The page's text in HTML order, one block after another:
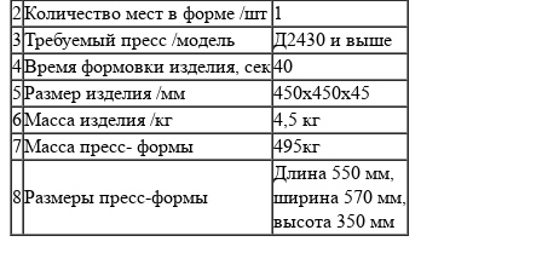
2Количество мест в форме /шт 1
3Требуемый пресс /модель
Д2430 и выше
4Время формовки изделия, сек40
5Размер изделия /мм
450х450х45
6Масса изделия /кг
4,5 кг
7Масса пресс- формы 495кг
8Размеры пресс-формы
Длина 550 мм,
ширина 570 мм,
высота 350 мм